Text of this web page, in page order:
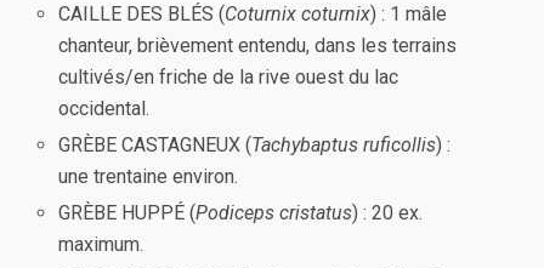
CAILLE DES BLÉS (Coturnix coturnix) : 1 mâle
chanteur, brièvement entendu, dans les terrains
cultivés/en friche de la rive ouest du lac
occidental.
GRÈBE CASTAGNEUX (Tachybaptus ruficollis) :
une trentaine environ.
GRÈBE HUPPÉ (Podiceps cristatus) : 20 ex.
maximum.